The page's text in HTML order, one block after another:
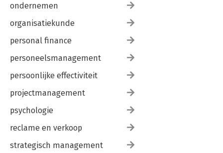
ondernemen
organisatiekunde
personal finance
personeelsmanagement
persoonlijke effectiviteit
projectmanagement
psychologie
reclame en verkoop
strategisch management